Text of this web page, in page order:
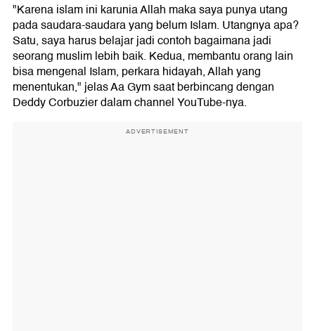
"Karena islam ini karunia Allah maka saya punya utang
pada saudara-saudara yang belum Islam. Utangnya apa?
Satu, saya harus belajar jadi contoh bagaimana jadi
seorang muslim lebih baik. Kedua, membantu orang lain
bisa mengenal Islam, perkara hidayah, Allah yang
menentukan," jelas Aa Gym saat berbincang dengan
Deddy Corbuzier dalam channel YouTube-nya.
ADVERTISEMENT